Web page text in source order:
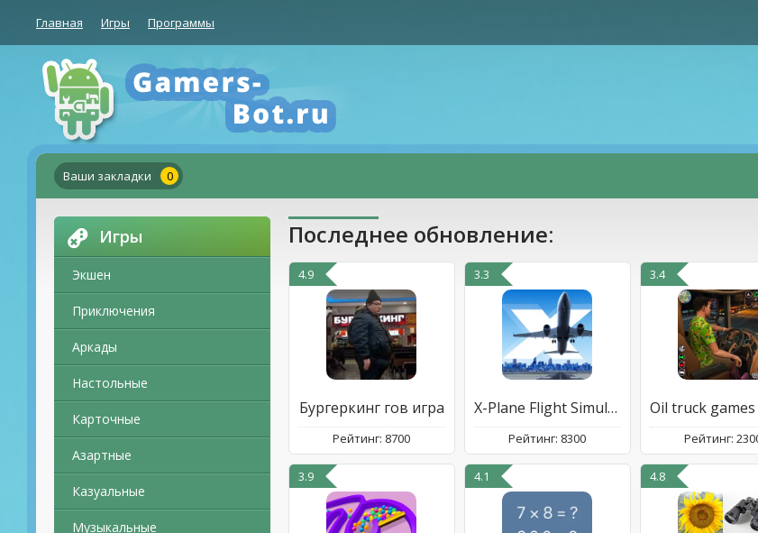
Главная Игры Программы
Ваши закладки 0
Игры
Экшен
Приключения
Аркады
Настольные
Карточные
Азартные
Казуальные
Музыкальные
Последнее обновление:
4.9
Бургеркинг гов игра
Рейтинг: 8700
3.3
X-Plane Flight Simulator
Рейтинг: 8300
3.4
Рейтинг:
3.9 4.1 4.8